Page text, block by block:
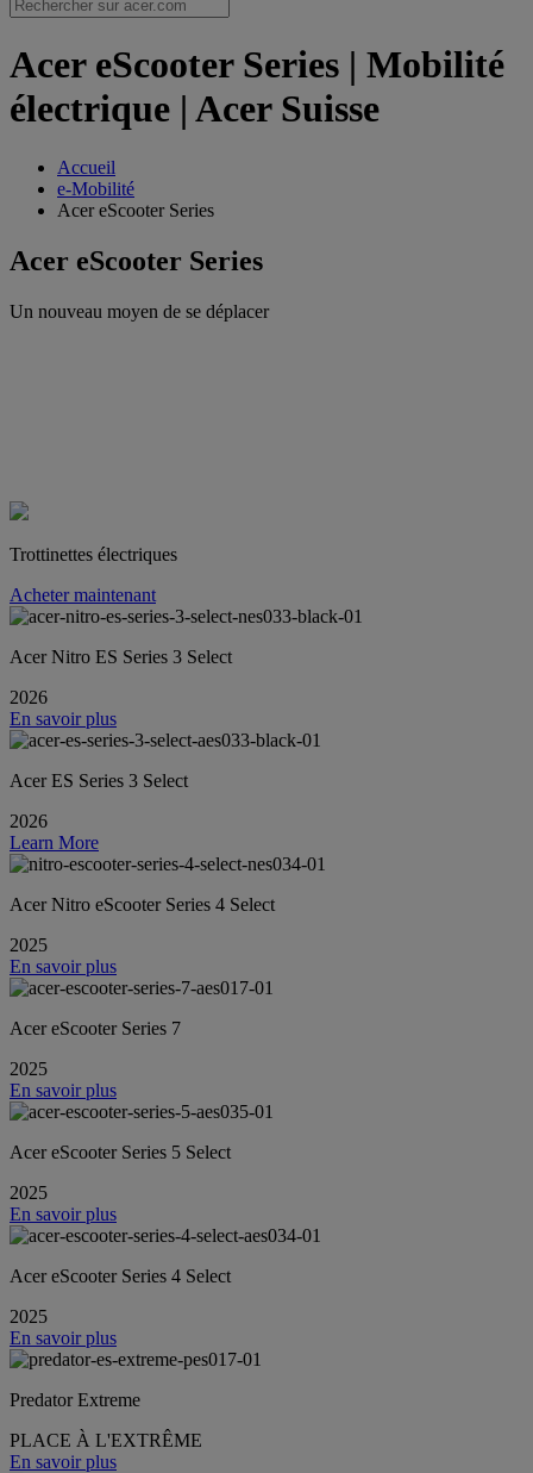
Acer eScooter Series | Mobilité
électrique | Acer Suisse
Accueil
e-Mobilité
Acer eScooter Series
Acer eScooter Series
Un nouveau moyen de se déplacer
Trottinettes électriques
Acheter maintenant
Acer Nitro ES Series 3 Select
2026
En savoir plus
Acer ES Series 3 Select
2026
Learn More
Acer Nitro eScooter Series 4 Select
2025
En savoir plus
Acer eScooter Series 7
2025
En savoir plus
Acer eScooter Series 5 Select
2025
En savoir plus
Acer eScooter Series 4 Select
2025
En savoir plus
Predator Extreme
PLACE À L'EXTRÊME
En savoir plus